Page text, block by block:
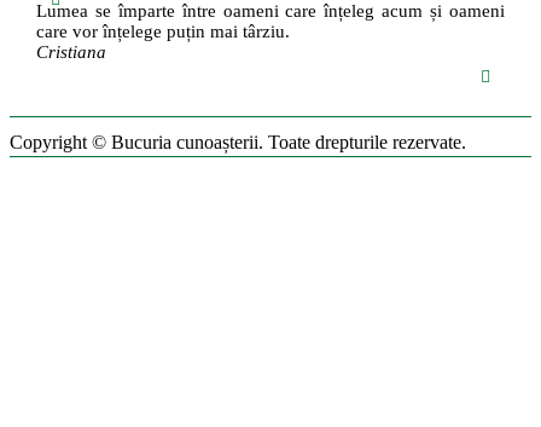
Lumea se împarte între oameni care înțeleg acum și oameni
care vor înțelege puțin mai târziu.
Cristiana
Copyright © Bucuria cunoașterii. Toate drepturile rezervate.